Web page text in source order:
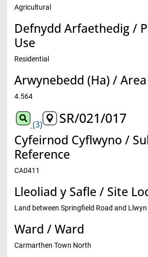
Agricultural
Defnydd Arfaethedig /
Use
Residential
Arwynebedd (Ha) /
4.564
(3) SR/021/017
Cyfeirnod Cyflwyno /
Reference
CA0411
Lleoliad y Safle / Site
Land between Springfield Road and Llwyn
Ward / Ward
Carmarthen Town North